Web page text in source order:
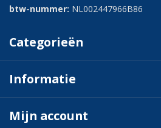
btw-nummer: NL002447966B86
Categorieën
Informatie
Mijn account